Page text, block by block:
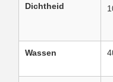
Dichtheid
Wassen